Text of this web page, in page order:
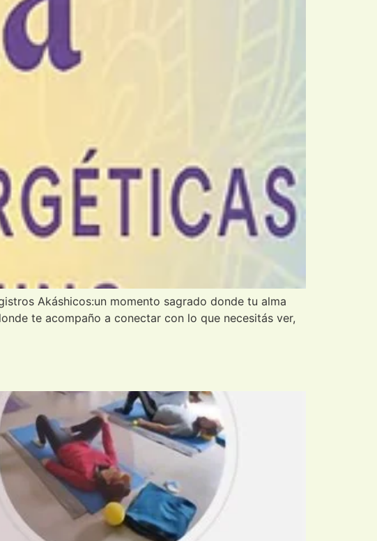
Akáshicos:un momento sagrado donde tu alma
te acompaño a conectar con lo que necesitás ver,